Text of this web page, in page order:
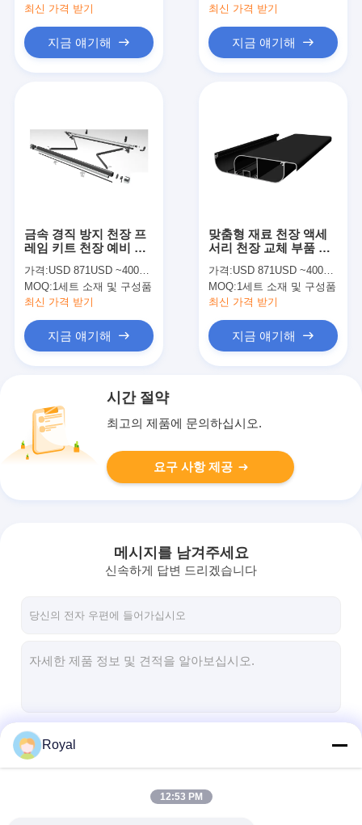
최신 가격 받기
지금 얘기해
최신 가격 받기
지금 얘기해
금속 경직 방지 천장 프
레임 키트 천장 예비 부
가격:USD 871USD ~4000USD or more based on the sizes
MOQ:1세트 소재 및 구성품
최신 가격 받기
지금 얘기해
맞춤형 재료 천장 액세
서리 천장 교체 부품 방
가격:USD 871USD ~4000USD or more based on the sizes
MOQ:1세트 소재 및 구성품
최신 가격 받기
지금 얘기해
시간 절약
최고의 제품에 문의하십시오.
요구 사항 제공
메시지를 남겨주세요
신속하게 답변 드리겠습니다
Royal
12:53 PM